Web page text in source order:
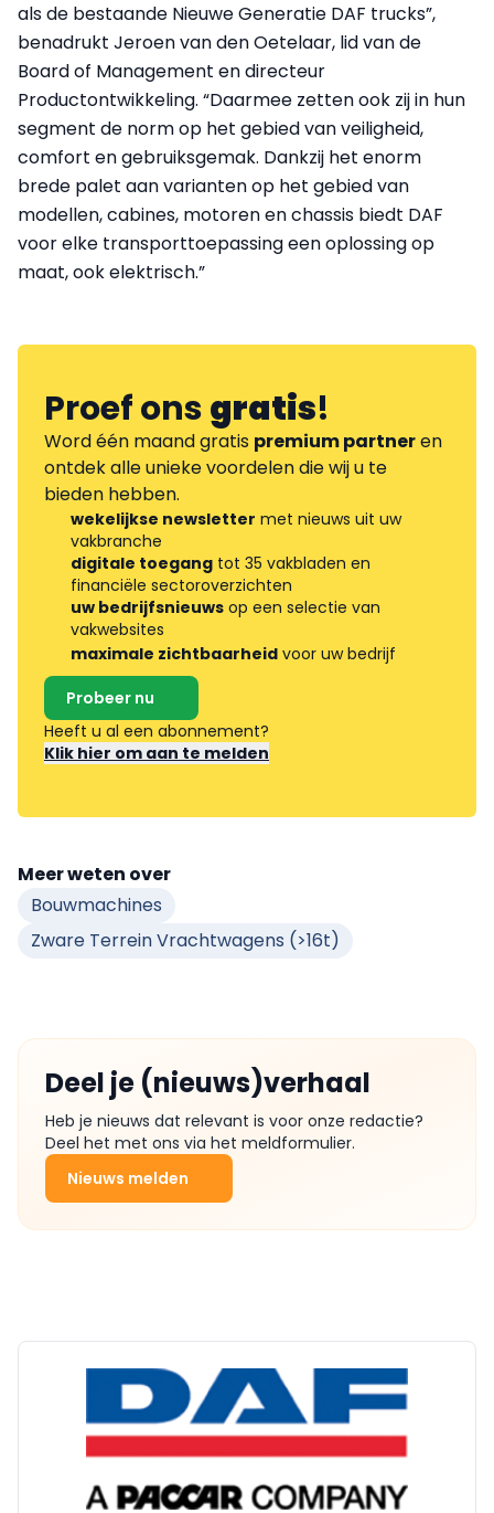
als de bestaande Nieuwe Generatie DAF trucks”,
benadrukt Jeroen van den Oetelaar, lid van de
Board of Management en directeur
Productontwikkeling. “Daarmee zetten ook zij in hun
segment de norm op het gebied van veiligheid,
comfort en gebruiksgemak. Dankzij het enorm
brede palet aan varianten op het gebied van
modellen, cabines, motoren en chassis biedt DAF
voor elke transporttoepassing een oplossing op
maat, ook elektrisch.”
Proef onsgratis!
Word één maand gratis premium partneren
ontdek alle unieke voordelen die wij u te
bieden hebben.
wekelijkse newsletter met nieuws uit uw
vakbranche
digitale toegang tot 35 vakbladen en
financiële sectoroverzichten
uw bedrijfsnieuws op een selectie van
vakwebsites
maximale zichtbaarheid voor uw bedrijf
Probeer nu
Heeft u al een abonnement?
Klik hier om aan te melden
Meer weten over
Bouwmachines
Zware Terrein Vrachtwagens (>16t)
Deel je (nieuws)verhaal
Heb je nieuws dat relevant is voor onze redactie?
Deel het met ons via het meldformulier.
Nieuws melden